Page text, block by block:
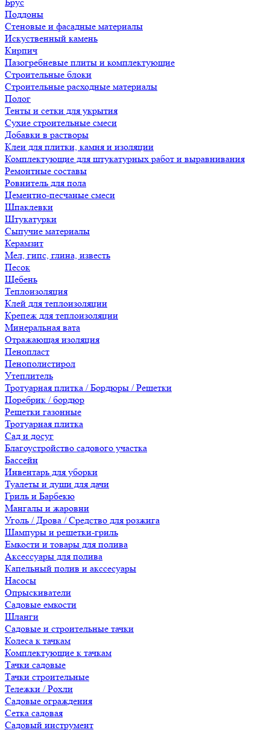
Поддоны
Стеновые и фасадные материалы
Искуственный камень
Кирпич
Пазогребневые плиты и комплектующие
Строительные блоки
Строительные расходные материалы
Полог
Тенты и сетки для укрытия
Сухие строительные смеси
Добавки в растворы
Клеи для плитки, камня и изоляции
Комплектующие для штукатурных работ и выравнивания
Ремонтные составы
Ровнитель для пола
Цементно-песчаные смеси
Шпаклевки
Штукатурки
Сыпучие материалы
Керамзит
Мел, гипс, глина, известь
Песок
Щебень
Теплоизоляция
Клей для теплоизоляции
Крепеж для теплоизоляции
Минеральная вата
Отражающая изоляция
Пенопласт
Пенополистирол
Утеплитель
Тротуарная плитка / Бордюры / Решетки
Поребрик / бордюр
Решетки газонные
Тротуарная плитка
Сад и досуг
Благоустройство садового участка
Бассейн
Инвентарь для уборки
Туалеты и души для дачи
Гриль и Барбекю
Мангалы и жаровни
Уголь / Дрова / Средство для розжига
Шампуры и решетки-гриль
Емкости и товары для полива
Аксессуары для полива
Капельный полив и акссесуары
Насосы
Опрыскиватели
Садовые емкости
Шланги
Садовые и строительные тачки
Колеса к тачкам
Комплектующие к тачкам
Тачки садовые
Тачки строительные
Тележки / Рохли
Садовые ограждения
Сетка садовая
Садовый инструмент